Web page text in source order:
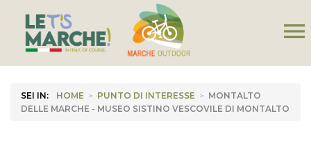
menu
SEI IN: HOME > PUNTO DI INTERESSE > MONTALTO
DELLE MARCHE - MUSEO SISTINO VESCOVILE DI MONTALTO